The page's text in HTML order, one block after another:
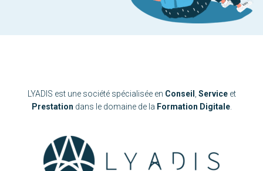
LYADIS est une société spécialisée en Conseil Serviceet
Prestation dans le domaine de la Formation Digitale.